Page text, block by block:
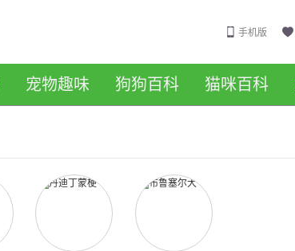
手机版
宠物趣味 狗狗百科 猫咪百科